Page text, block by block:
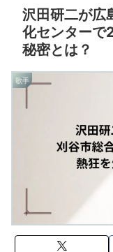
沢田研二が広
化センターで
秘密とは？
歌手